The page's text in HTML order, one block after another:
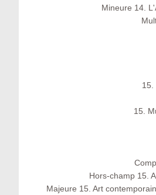
Mineure 14.
15.
15.
Hors-champ 15.
Majeure 15. Art